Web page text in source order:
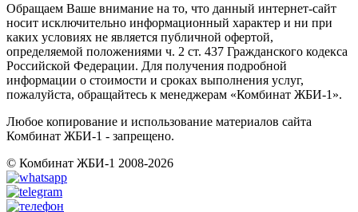
Обращаем Ваше внимание на то, что данный интернет-сайт
носит исключительно информационный характер и ни при
каких условиях не является публичной офертой,
определяемой положениями ч. 2 ст. 437 Гражданского кодекса
Российской Федерации. Для получения подробной
информации о стоимости и сроках выполнения услуг,
пожалуйста, обращайтесь к менеджерам «Комбинат ЖБИ-1».
Любое копирование и использование материалов сайта
Комбинат ЖБИ-1 - запрещено.
© Комбинат ЖБИ-1 2008-2026